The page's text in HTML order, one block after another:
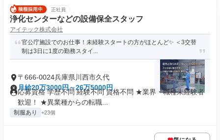
正社員
浄化センターなどの設備保全スタッフ
アイテック株式会社
官公庁施設でのお仕事！未経験スタートの方がほとんど✨️ ＜3交替
制は3日に1度の勤務スタイ...
〒666-0024兵庫県川西市久代
月給20万3000円～26万5000円
応募資格 学歴不問 経験不問 資格不問 ★業界・職種未経験者
歓迎！ ★異業種からの転職...
制服あり +23個